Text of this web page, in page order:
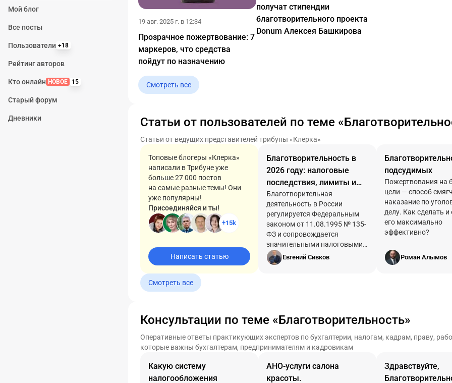
Мой блог
Все посты
Пользователи +18
Рейтинг авторов
Кто онлайн НОВОЕ 15
Старый форум
Дневники
19 авг. 2025 г. в 12:34
Прозрачное пожертвование: 7
маркеров, что средства
пойдут по назначению
получат стипендии
благотворительного проекта
Donum Алексея Башкирова
Смотреть все
Статьи от пользователей по теме
Статьи от ведущих представителей трибуны «Клерка»
Топовые блогеры «Клерка»
написали в Трибуне уже
больше 27 000 постов
на самые разные темы! Они
уже популярны!
Присоединяйся и ты!
+15k
Написать статью
Благотворительность в
2026 году: налоговые
последствия, лимиты и
правила оформления для
юридических и
физических лиц
Благотворительная
деятельность в России
регулируется Федеральным
законом от 11.08.1995 № 135-
ФЗ и сопровождается
значительными налоговыми
последствиями как для
жертвователей, так и для
и часто становятся триггером
для назначения ВНП
Евгений Сивков
подсудимых
Пожертвования на
цели — способ
наказание по
делу. Как сделать
его максимально
эффективно?
Роман Алымов
Смотреть все
Консультации по теме «Благотворительность»
Оперативные ответы практикующих экспертов по бухгалтерии, налогам, кадрам, праву,
которые важны бухгалтерам, предпринимателям и кадровикам
Какую систему
налогообложения
АНО-услуги салона
красоты.
Здравствуйте,